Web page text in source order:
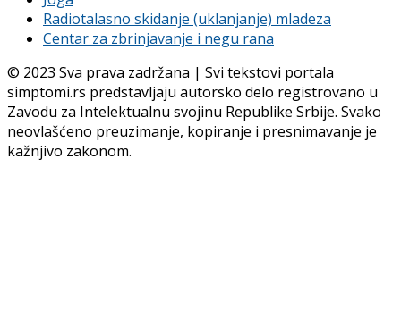
Radiotalasno skidanje (uklanjanje) mladeza
Centar za zbrinjavanje i negu rana
© 2023 Sva prava zadržana | Svi tekstovi portala
simptomi.rs predstavljaju autorsko delo registrovano u
Zavodu za Intelektualnu svojinu Republike Srbije. Svako
neovlašćeno preuzimanje, kopiranje i presnimavanje je
kažnjivo zakonom.